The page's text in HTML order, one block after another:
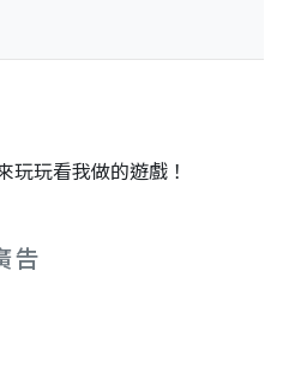
玩玩看我做的遊戲！
告